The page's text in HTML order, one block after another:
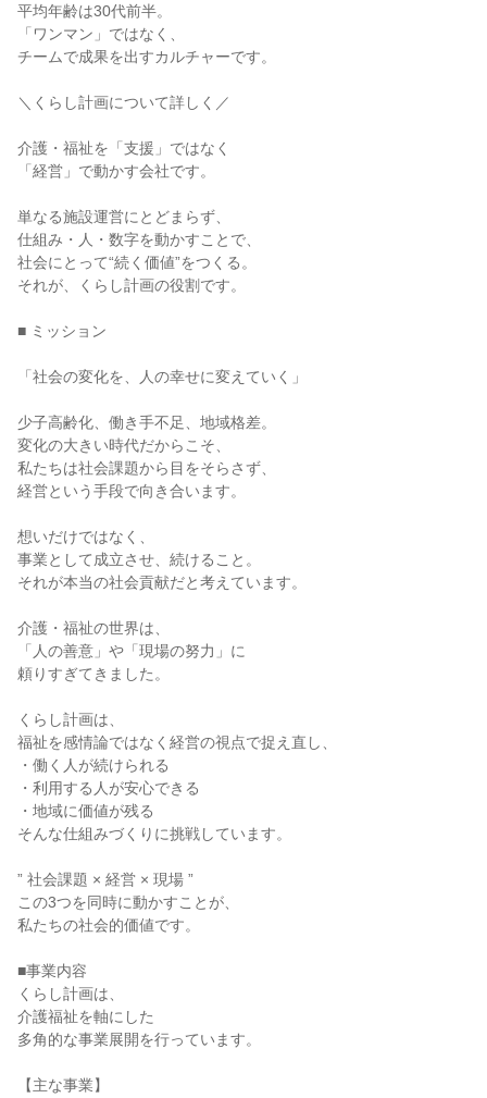
平均年齢は30代前半。
「ワンマン」ではなく、
チームで成果を出すカルチャーです。
＼くらし計画について詳しく／
介護・福祉を「支援」ではなく
「経営」で動かす会社です。
単なる施設運営にとどまらず、
仕組み・人・数字を動かすことで、
社会にとって“続く価値”をつくる。
それが、くらし計画の役割です。
■ ミッション
「社会の変化を、人の幸せに変えていく」
少子高齢化、働き手不足、地域格差。
変化の大きい時代だからこそ、
私たちは社会課題から目をそらさず、
経営という手段で向き合います。
想いだけではなく、
事業として成立させ、続けること。
それが本当の社会貢献だと考えています。
介護・福祉の世界は、
「人の善意」や「現場の努力」に
頼りすぎてきました。
くらし計画は、
福祉を感情論ではなく経営の視点で捉え直し、
・働く人が続けられる
・利用する人が安心できる
・地域に価値が残る
そんな仕組みづくりに挑戦しています。
” 社会課題 × 経営 × 現場 ”
この3つを同時に動かすことが、
私たちの社会的価値です。
■事業内容
くらし計画は、
介護福祉を軸にした
多角的な事業展開を行っています。
【主な事業】